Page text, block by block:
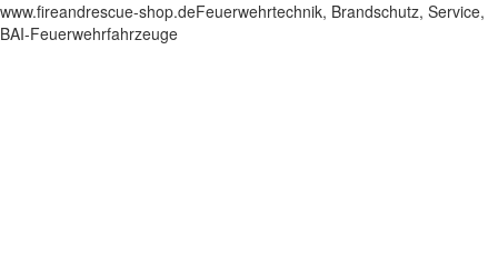
www.fireandrescue-shop.deFeuerwehrtechnik, Brandschutz, Service,
BAI-Feuerwehrfahrzeuge